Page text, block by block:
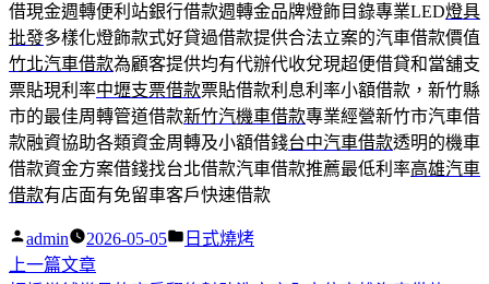
借現金週轉便利站銀行借款週轉金品牌燈飾目錄專業LED燈具
批發多樣化燈飾款式好貸過借款提供合法立案的汽車借款價值
竹北汽車借款為顧客提供均有代辦代收兌現超便借貸和當舖支
票貼現利率中壢支票借款票貼借款利息利率小額借款，新竹縣
市的最佳周轉管道借款新竹汽機車借款專業經營新竹市汽車借
款融資協助各類資金周轉及小額借錢台中汽車借款透明的機車
借款資金方案借錢找台北借款汽車借款推薦最低利率高雄汽車
借款有店面有免留車客戶快速借款
作
者:
admin 2026-05-05
分
日式燒烤
文
上一篇文章下